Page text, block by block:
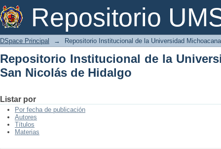
Repositorio
Repositorio Institucional de la
DSpace Principal → Repositorio Institucional de la Universidad
Repositorio Institucional de la
San Nicolás de Hidalgo
Listar por
Por fecha de publicación
Autores
Títulos
Materias